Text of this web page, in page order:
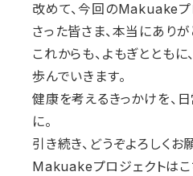
改めて、今回のMakuakeプ
さった皆さま、本当にありが
これからも、よもぎとともに
歩んでいきます。
健康を考えるきっかけを、
に。
引き続き、どうぞよろしくお
Makuakeプロジェクトは